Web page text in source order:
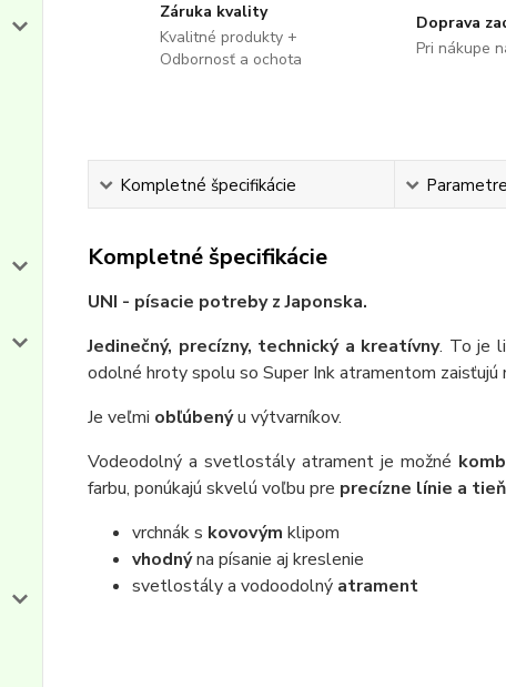
Záruka kvality
Kvalitné produkty +
Odbornosť a ochota
Doprava
Pri nákupe
Kompletné špecifikácie Parametre
Kompletné špecifikácie
UNI - písacie potreby z Japonska.
Jedinečný, precízny, technický a kreatívny. To je
odolné hroty spolu so Super Ink atramentom zaisťujú
Je veľmi obľúbenýu výtvarníkov.
Vodeodolný a svetlostály atrament je možné
farbu, ponúkajú skvelú voľbu pre precízne línie a
vrchnák s kovovým klipom
vhodnýna písanie aj kreslenie
svetlostály a vodoodolný atrament